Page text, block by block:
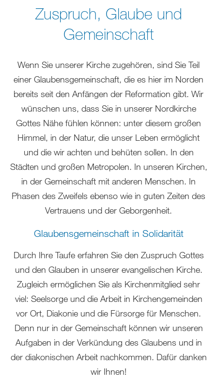
Zuspruch, Glaube und
Gemeinschaft
Wenn Sie unserer Kirche zugehören, sind Sie Teil
einer Glaubensgemeinschaft, die es hier im Norden
bereits seit den Anfängen der Reformation gibt. Wir
wünschen uns, dass Sie in unserer Nordkirche
Gottes Nähe fühlen können: unter diesem großen
Himmel, in der Natur, die unser Leben ermöglicht
und die wir achten und behüten sollen. In den
Städten und großen Metropolen. In unseren Kirchen,
in der Gemeinschaft mit anderen Menschen. In
Phasen des Zweifels ebenso wie in guten Zeiten des
Vertrauens und der Geborgenheit.
Glaubensgemeinschaft in Solidarität
Durch Ihre Taufe erfahren Sie den Zuspruch Gottes
und den Glauben in unserer evangelischen Kirche.
Zugleich ermöglichen Sie als Kirchenmitglied sehr
viel: Seelsorge und die Arbeit in Kirchengemeinden
vor Ort, Diakonie und die Fürsorge für Menschen.
Denn nur in der Gemeinschaft können wir unseren
Aufgaben in der Verkündung des Glaubens und in
der diakonischen Arbeit nachkommen. Dafür danken
wir Ihnen!